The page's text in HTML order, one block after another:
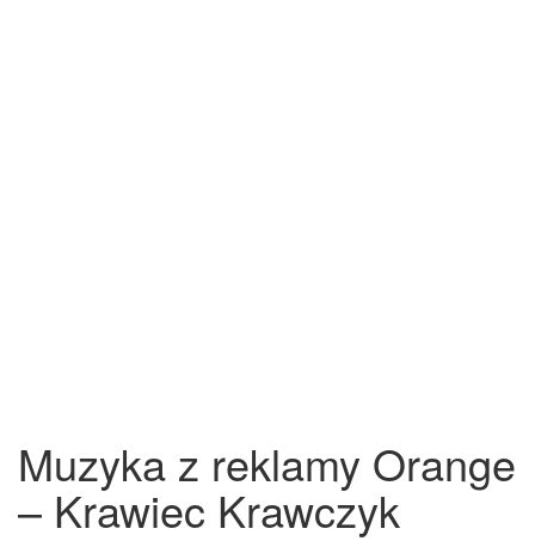
Muzyka z reklamy Orange
– Krawiec Krawczyk